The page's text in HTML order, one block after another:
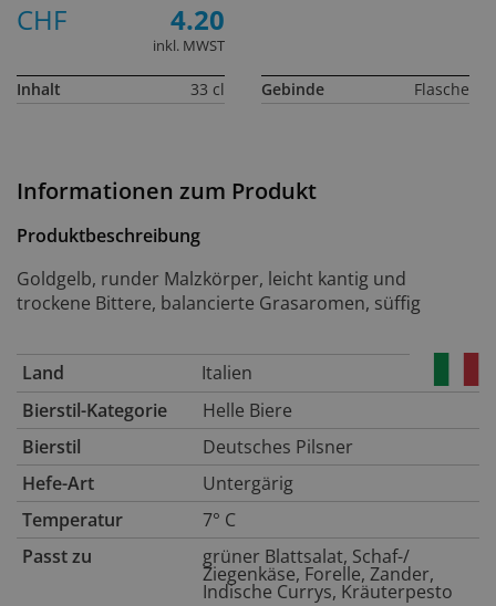
Informationen zum Produkt
Produktbeschreibung
Goldgelb, runder Malzkörper, leicht kantig und
trockene Bittere, balancierte Grasaromen, süffig
Land
Italien
Bierstil-Kategorie
Helle Biere
Bierstil
Deutsches Pilsner
Hefe-Art
Untergärig
Temperatur
7° C
Passt zu
grüner Blattsalat, Schaf-/
Ziegenkäse, Forelle, Zander,
Indische Currys, Kräuterpesto
CHF
4.20
inkl. MWST
Inhalt 33 cl Gebinde Flasche